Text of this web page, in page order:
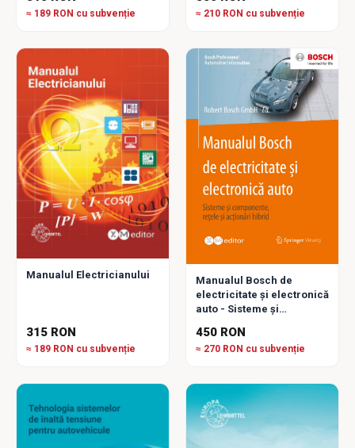
≈ 189 RON cu subvenție ≈ 210 RON cu subvenție
Manualul Electricianului
315 RON
≈ 189 RON cu subvenție
Manualul Bosch de
electricitate și electronică
auto - Sisteme și
Acționări hibrid
450 RON
≈ 270 RON cu subvenție